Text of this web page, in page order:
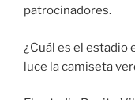
patrocinadores.
¿Cuál es el estadio
luce la camiseta